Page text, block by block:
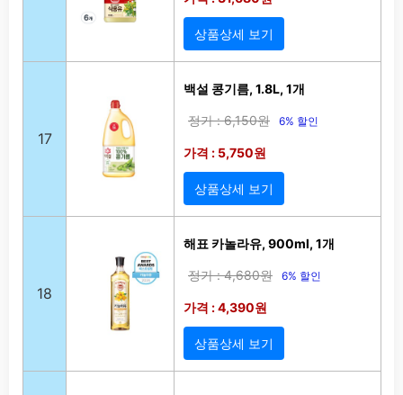
상품상세 보기
17
백설 콩기름, 1.8L, 1개
정가 : 6,150원 6% 할인
가격 : 5,750원
상품상세 보기
18
해표 카놀라유, 900ml, 1개
정가 : 4,680원 6% 할인
가격 : 4,390원
상품상세 보기